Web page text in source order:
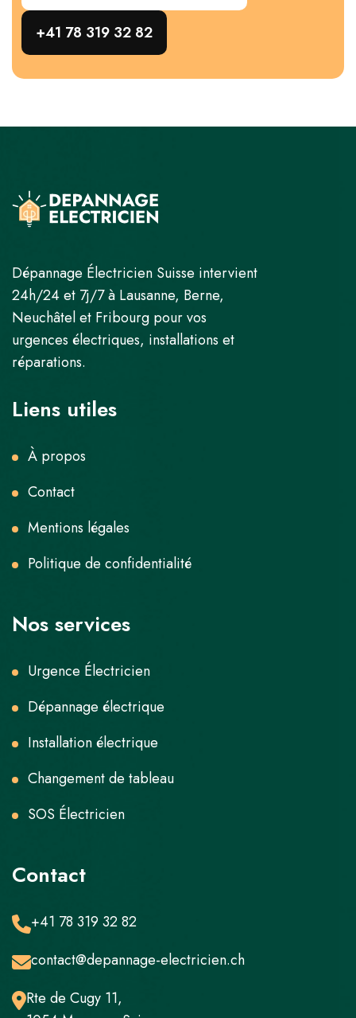
+41 78 319 32 82
Dépannage Électricien Suisse intervient
24h/24 et 7j/7 à Lausanne, Berne,
Neuchâtel et Fribourg pour vos
urgences électriques, installations et
réparations.
Liens utiles
À propos
Contact
Mentions légales
Politique de confidentialité
Nos services
Urgence Électricien
Dépannage électrique
Installation électrique
Changement de tableau
SOS Électricien
Contact
+41 78 319 32 82
contact@depannage-electricien.ch
Rte de Cugy 11,